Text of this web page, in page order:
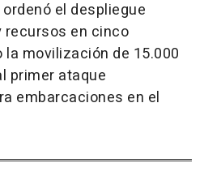
el despliegue
recursos en cinco
movilización de 15.000
primer ataque
embarcaciones en el